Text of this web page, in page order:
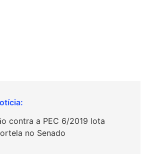
contra a PEC 6/2019 lota
no Senado